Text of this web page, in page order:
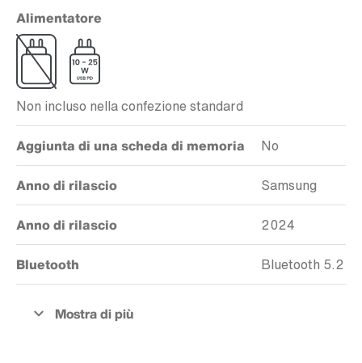
Alimentatore
Non incluso nella confezione standard
Aggiunta di una scheda di memoria No
Anno di rilascio Samsung
Anno di rilascio 2024
Bluetooth Bluetooth 5.2